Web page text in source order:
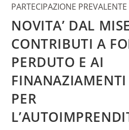
PARTECIPAZIONE
NOVITA’ DAL
CONTRIBUTI A
PERDUTO E AI
FINANAZIAMENTI
PER